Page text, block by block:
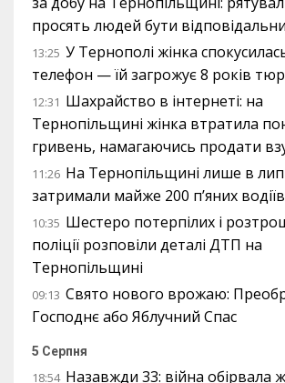
просять людей бути
13:25 У Тернополі жінка
телефон — їй загрожує 8 років
12:31 Шахрайство в інтернеті: на
Тернопільщині жінка втратила
гривень, намагаючись продати
11:26 На Тернопільщині лише в
затримали майже 200 п’яних водіїв
10:35 Шестеро потерпілих і
поліції розповіли деталі ДТП на
Тернопільщині
09:13 Свято нового врожаю:
Господнє або Яблучний Спас
5 Серпня
18:54 Назавжди 33: війна обірвала